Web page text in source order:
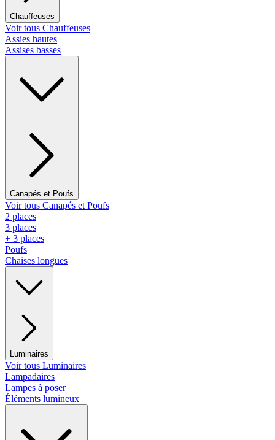
Chauffeuses
Voir tous Chauffeuses
Assies hautes
Assises basses
Canapés et Poufs
Voir tous Canapés et Poufs
2 places
3 places
+ 3 places
Poufs
Chaises longues
Luminaires
Voir tous Luminaires
Lampadaires
Lampes à poser
Éléments lumineux